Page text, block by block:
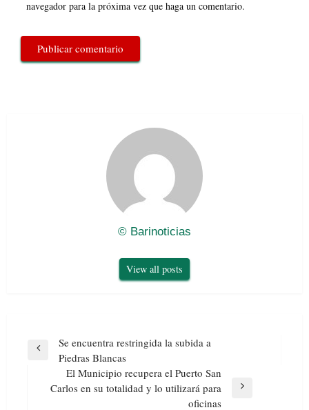
navegador para la próxima vez que haga un comentario.
© Barinoticias
View all posts
Navegación
entradas
Previous
Se encuentra restringida la subida a
Piedras Blancas
Next
El Municipio recupera el Puerto San
Carlos en su totalidad y lo utilizará para
oficinas